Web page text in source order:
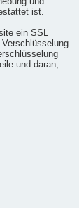
ist.
ein SSL
und daran,